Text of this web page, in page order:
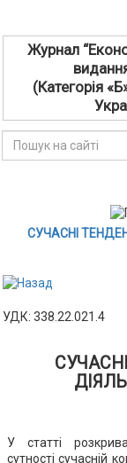
Журнал
(Категорія
СУЧАСНІ
УДК: 338.22.021.4
У статті
сутності сучасній